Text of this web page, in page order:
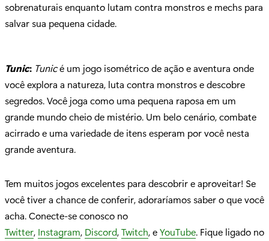
sobrenaturais enquanto lutam contra monstros e mechs para
salvar sua pequena cidade.
Tunic: Tunicé um jogo isométrico de ação e aventura onde
você explora a natureza, luta contra monstros e descobre
segredos. Você joga como uma pequena raposa em um
grande mundo cheio de mistério. Um belo cenário, combate
acirrado e uma variedade de itens esperam por você nesta
grande aventura.
Tem muitos jogos excelentes para descobrir e aproveitar! Se
você tiver a chance de conferir, adoraríamos saber o que você
acha. Conecte-se conosco no
Twitter, Instagram, Discord,Twitch, eYouTube. Fique ligado no